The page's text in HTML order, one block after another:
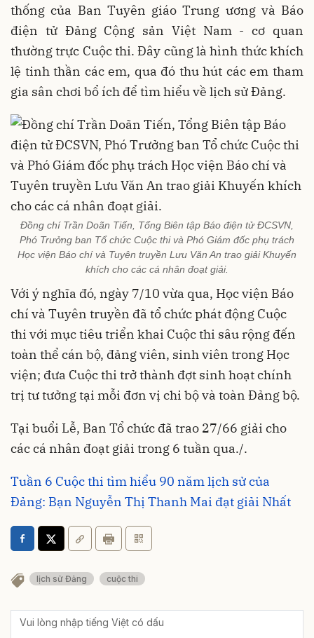
thống của Ban Tuyên giáo Trung ương và Báo
điện tử Đảng Cộng sản Việt Nam - cơ quan
thường trực Cuộc thi. Đây cũng là hình thức khích
lệ tinh thần các em, qua đó thu hút các em tham
gia sân chơi bổ ích để tìm hiểu về lịch sử Đảng.
Đồng chí Trần Doãn Tiến, Tổng Biên tập Báo điện tử ĐCSVN,
Phó Trưởng ban Tổ chức Cuộc thi và Phó Giám đốc phụ trách
Học viện Báo chí và Tuyên truyền Lưu Văn An trao giải Khuyến
khích cho các cá nhân đoạt giải.
Với ý nghĩa đó, ngày 7/10 vừa qua, Học viện Báo
chí và Tuyên truyền đã tổ chức phát động Cuộc
thi với mục tiêu triển khai Cuộc thi sâu rộng đến
toàn thể cán bộ, đảng viên, sinh viên trong Học
viện; đưa Cuộc thi trở thành đợt sinh hoạt chính
trị tư tưởng tại mỗi đơn vị chi bộ và toàn Đảng bộ.
Tại buổi Lễ, Ban Tổ chức đã trao 27/66 giải cho
các cá nhân đoạt giải trong 6 tuần qua./.
Tuần 6 Cuộc thi tìm hiểu 90 năm lịch sử của
Đảng: Bạn Nguyễn Thị Thanh Mai đạt giải Nhất ​
lịch sử Đảng cuộc thi